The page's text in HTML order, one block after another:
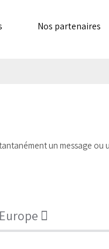
Nos partenaires
un message ou
